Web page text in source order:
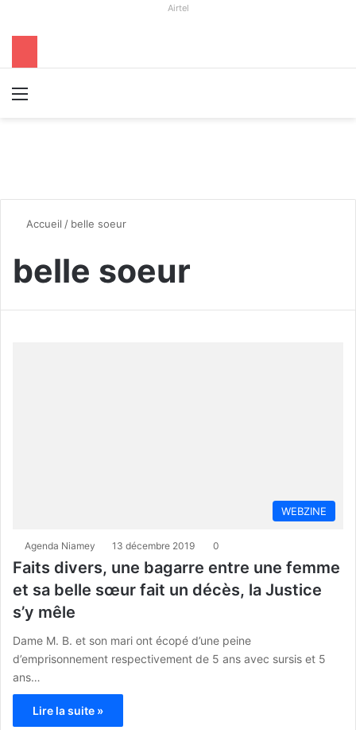
Airtel
Accueil / belle soeur
belle soeur
WEBZINE
Agenda Niamey 13 décembre 2019 0
Faits divers, une bagarre entre une femme
et sa belle sœur fait un décès, la Justice
s’y mêle
Dame M. B. et son mari ont écopé d’une peine
d’emprisonnement respectivement de 5 ans avec sursis et 5
ans…
Lire la suite »